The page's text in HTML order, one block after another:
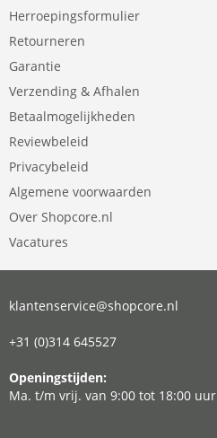
Herroepingsformulier
Retourneren
Garantie
Verzending & Afhalen
Betaalmogelijkheden
Reviewbeleid
Privacybeleid
Algemene voorwaarden
Over Shopcore.nl
Vacatures
klantenservice@shopcore.nl
+31 (0)314 645527
Openingstijden:
Ma. t/m vrij. van 9:00 tot 18:00 uur